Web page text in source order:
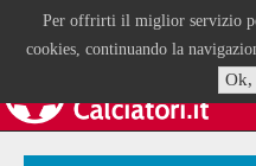
Per offrirti il miglior servizio
cookies, continuando la
Ok,